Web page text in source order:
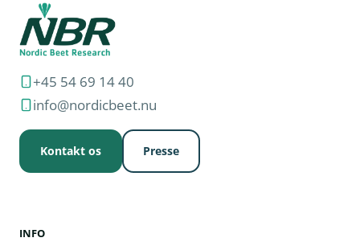
+45 54 69 14 40
info@nordicbeet.nu
Kontakt os Presse
INFO